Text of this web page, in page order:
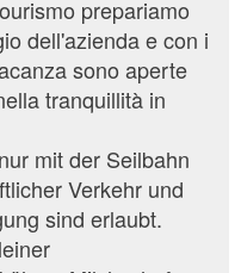
prepariamo
dell'azienda e con i
sono aperte
tranquillità in
mit der Seilbahn
Verkehr und
sind erlaubt.